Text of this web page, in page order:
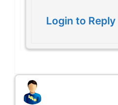
Login to Reply